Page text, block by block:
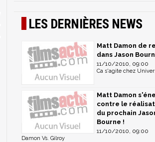
LES DERNIÈRES NEWS
Matt Damon de
dans Jason
11/10/2010, 09:00
Ca s'agite chez
Matt Damon
contre le
du prochain
Bourne !
11/10/2010, 09:00
Damon Vs. Gilroy